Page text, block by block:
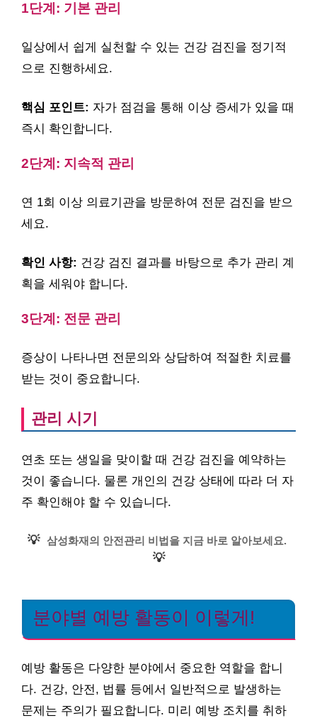
1단계: 기본 관리
일상에서 쉽게 실천할 수 있는 건강 검진을 정기적
으로 진행하세요.
핵심 포인트: 자가 점검을 통해 이상 증세가 있을 때
즉시 확인합니다.
2단계: 지속적 관리
연 1회 이상 의료기관을 방문하여 전문 검진을 받으
세요.
확인 사항: 건강 검진 결과를 바탕으로 추가 관리 계
획을 세워야 합니다.
3단계: 전문 관리
증상이 나타나면 전문의와 상담하여 적절한 치료를
받는 것이 중요합니다.
관리 시기
연초 또는 생일을 맞이할 때 건강 검진을 예약하는
것이 좋습니다. 물론 개인의 건강 상태에 따라 더 자
주 확인해야 할 수 있습니다.
💡 삼성화재의 안전관리 비법을 지금 바로 알아보세요.
💡
분야별 예방 활동이 이렇게!
예방 활동은 다양한 분야에서 중요한 역할을 합니
다. 건강, 안전, 법률 등에서 일반적으로 발생하는
문제는 주의가 필요합니다. 미리 예방 조치를 취하